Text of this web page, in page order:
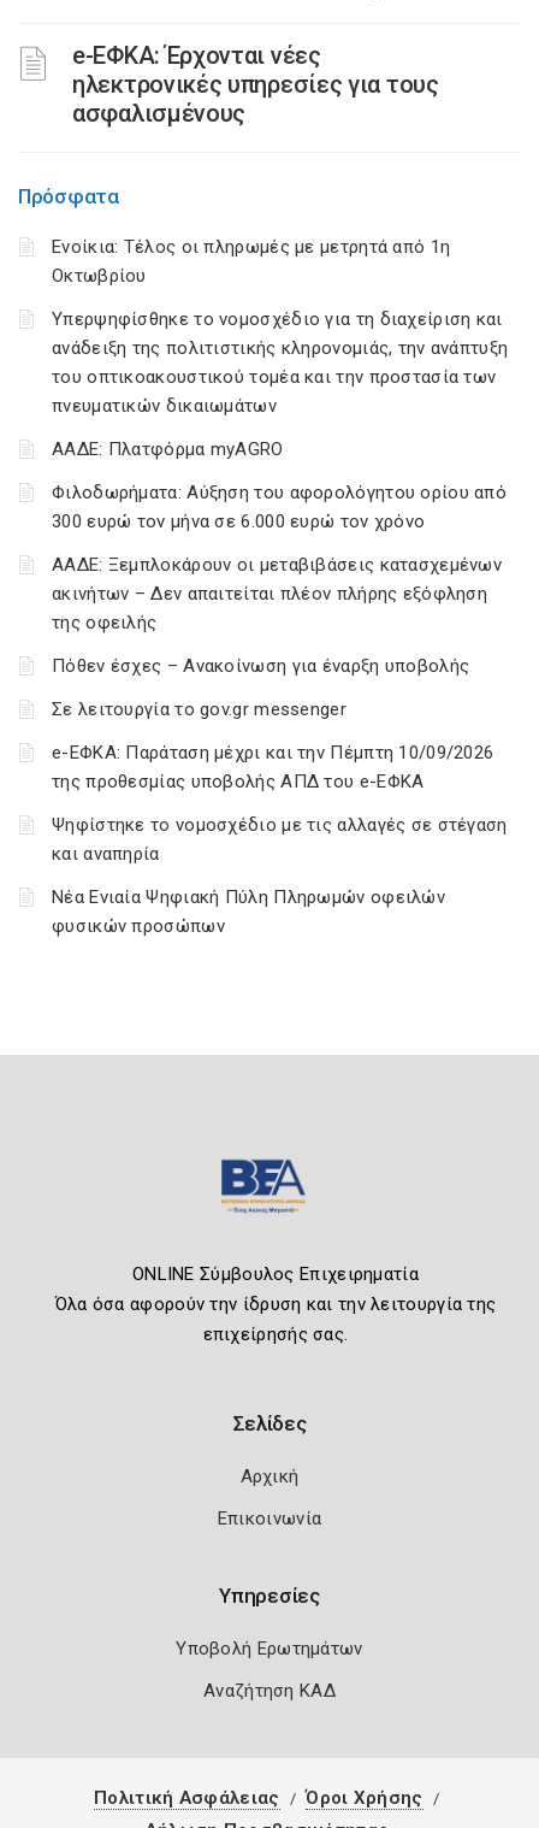
e-ΕΦΚΑ: Έρχονται νέες
ηλεκτρονικές υπηρεσίες για τους
ασφαλισμένους
Πρόσφατα
Ενοίκια: Τέλος οι πληρωμές με μετρητά από 1η
Οκτωβρίου
Υπερψηφίσθηκε το νομοσχέδιο για τη διαχείριση και
ανάδειξη της πολιτιστικής κληρονομιάς, την ανάπτυξη
του οπτικοακουστικού τομέα και την προστασία των
πνευματικών δικαιωμάτων
ΑΑΔΕ: Πλατφόρμα myAGRO
Φιλοδωρήματα: Αύξηση του αφορολόγητου ορίου από
300 ευρώ τον μήνα σε 6.000 ευρώ τον χρόνο
ΑΑΔΕ: Ξεμπλοκάρουν οι μεταβιβάσεις κατασχεμένων
ακινήτων – Δεν απαιτείται πλέον πλήρης εξόφληση
της οφειλής
Πόθεν έσχες – Ανακοίνωση για έναρξη υποβολής
Σε λειτουργία το gov.gr messenger
e-ΕΦΚΑ: Παράταση μέχρι και την Πέμπτη 10/09/2026
της προθεσμίας υποβολής ΑΠΔ του e-ΕΦΚΑ
Ψηφίστηκε το νομοσχέδιο με τις αλλαγές σε στέγαση
και αναπηρία
Νέα Ενιαία Ψηφιακή Πύλη Πληρωμών οφειλών
φυσικών προσώπων
ONLINE Σύμβουλος Επιχειρηματία
Όλα όσα αφορούν την ίδρυση και την λειτουργία της
επιχείρησής σας.
Σελίδες
Αρχική
Επικοινωνία
Υπηρεσίες
Υποβολή Ερωτημάτων
Αναζήτηση ΚΑΔ
Πολιτική Ασφάλειας
Όροι Χρήσης